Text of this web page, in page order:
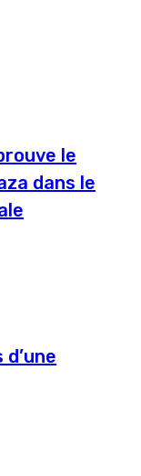
le
dans le